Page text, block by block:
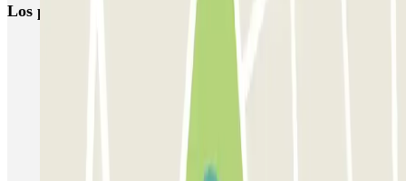
Los parkings más reservados
Parking en Barcelona
Parking en Aeropuerto Barcelona
Parking en Aeropuerto Madrid Barajas
Parking en Sants - Estación de Barcelona